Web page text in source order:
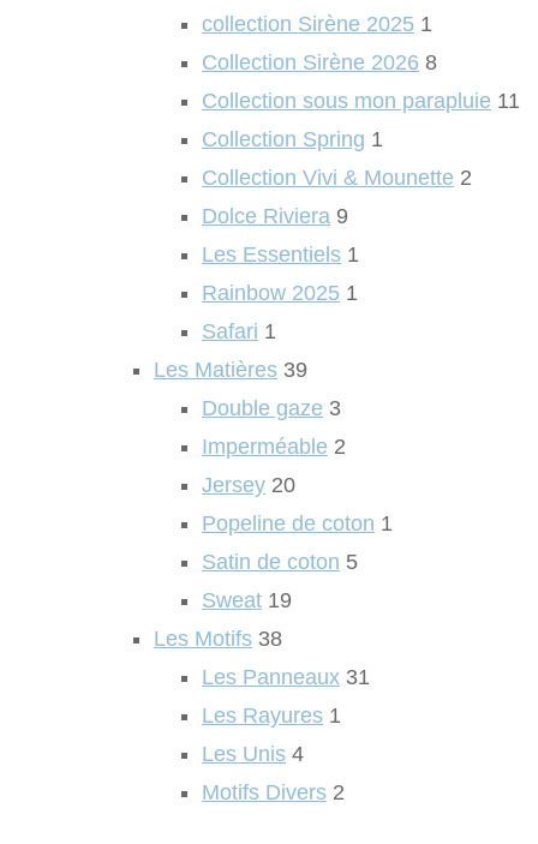
collection Sirène 2025 1
Collection Sirène 2026 8
Collection sous mon parapluie 11
Collection Spring 1
Collection Vivi & Mounette 2
Dolce Riviera 9
Les Essentiels 1
Rainbow 2025 1
Safari 1
Les Matières 39
Double gaze 3
Imperméable 2
Jersey 20
Popeline de coton 1
Satin de coton 5
Sweat 19
Les Motifs 38
Les Panneaux 31
Les Rayures 1
Les Unis 4
Motifs Divers 2